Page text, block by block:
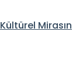
Mirasın